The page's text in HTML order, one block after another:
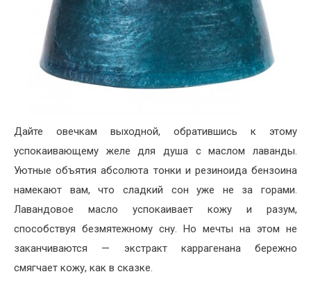
Дайте овечкам выходной, обратившись к этому
успокаивающему желе для душа с маслом лаванды.
Уютные объятия абсолюта тонки и резиноида бензоина
намекают вам, что сладкий сон уже не за горами.
Лавандовое масло успокаивает кожу и разум,
способствуя безмятежному сну. Но мечты на этом не
заканчиваются — экстракт каррагенана бережно
смягчает кожу, как в сказке.